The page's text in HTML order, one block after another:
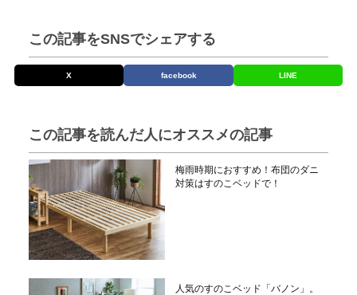
この記事をSNSでシェアする
X facebook LINE
この記事を読んだ人にオススメの記事
梅雨時期におすすめ！布団のダニ
対策はすのこベッドで！
人気のすのこベッド「バノン」。